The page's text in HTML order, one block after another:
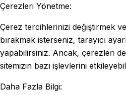
Çerezleri Yönetme:
Çerez tercihlerinizi değiştirmek
bırakmak isterseniz, tarayıcı
yapabilirsiniz. Ancak, çerezleri
sitemizin bazı işlevlerini
Daha Fazla Bilgi: